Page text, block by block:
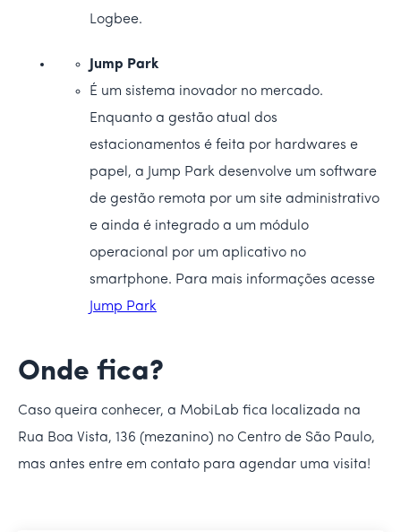
Logbee.
Jump Park
É um sistema inovador no mercado.
Enquanto a gestão atual dos
estacionamentos é feita por hardwares e
papel, a Jump Park desenvolve um software
de gestão remota por um site administrativo
e ainda é integrado a um módulo
operacional por um aplicativo no
smartphone. Para mais informações acesse
Jump Park
Onde fica?
Caso queira conhecer, a MobiLab fica localizada na
Rua Boa Vista, 136 (mezanino) no Centro de São Paulo,
mas antes entre em contato para agendar uma visita!